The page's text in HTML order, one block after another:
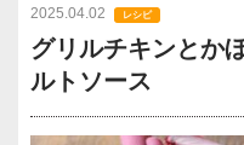
2025.04.02 レシピ
グリルチキンとか
ルトソース